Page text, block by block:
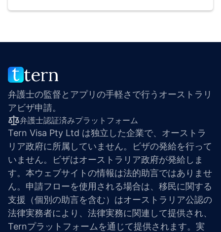
tern
弁護士の監督とアプリの手軽さで行うオーストラリ
アビザ申請。
弁護士認証済みプラットフォーム
Tern Visa Pty Ltd は独立した企業で、オーストラ
リア政府に所属していません。ビザの発給を行って
いません。ビザはオーストラリア政府が発給しま
す。本ウェブサイトの情報は法的助言ではありませ
ん。申請フローを使用される場合は、移民に関する
支援（個別の助言を含む）はオーストラリア公認の
法律実務者により、法律実務に関連して提供され、
Ternプラットフォームを通じて提供されます。実